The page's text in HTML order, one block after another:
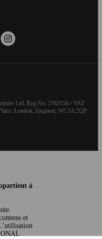
Ltd, Reg No: 2162156 / VAT
London, England, WC1A 2QP
à
et